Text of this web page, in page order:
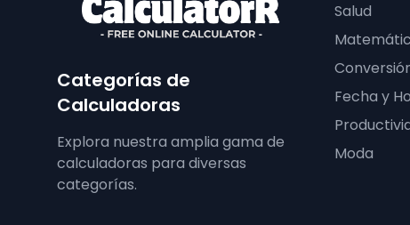
Categorías de
Calculadoras
Explora nuestra amplia gama de
calculadoras para diversas
categorías.
Salud
Fecha y
Moda